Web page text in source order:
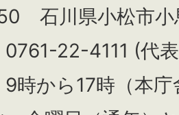
石川県小松市小
0761-22-4111 (代
時から17時（本